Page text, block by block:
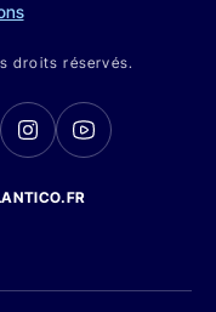
droits réservés.